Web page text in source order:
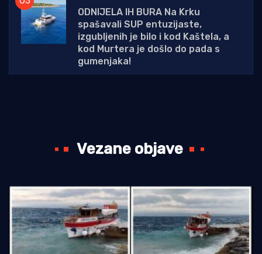
ODNIJELA IH BURA Na Krku
spašavali SUP entuzijaste,
izgubljenih je bilo i kod Kaštela, a
kod Murtera je došlo do pada s
gumenjaka!
Vezane objave